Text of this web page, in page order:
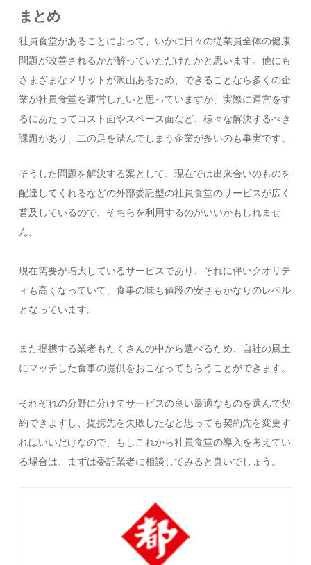
まとめ
社員食堂があることによって、いかに日々の従業員全体の健康
問題が改善されるかが解っていただけたかと思います。他にも
さまざまなメリットが沢山あるため、できることなら多くの企
業が社員食堂を運営したいと思っていますが、実際に運営をす
るにあたってコスト面やスペース面など、様々な解決するべき
課題があり、二の足を踏んでしまう企業が多いのも事実です。
そうした問題を解決する案として、現在では出来合いのものを
配達してくれるなどの外部委託型の社員食堂のサービスが広く
普及しているので、そちらを利用するのがいいかもしれませ
ん。
現在需要が増大しているサービスであり、それに伴いクオリテ
ィも高くなっていて、食事の味も値段の安さもかなりのレベル
となっています。
また提携する業者もたくさんの中から選べるため、自社の風土
にマッチした食事の提供をおこなってもらうことができます。
それぞれの分野に分けてサービスの良い最適なものを選んで契
約できますし、提携先を失敗したなと思っても契約先を変更す
ればいいだけなので、もしこれから社員食堂の導入を考えてい
る場合は、まずは委託業者に相談してみると良いでしょう。